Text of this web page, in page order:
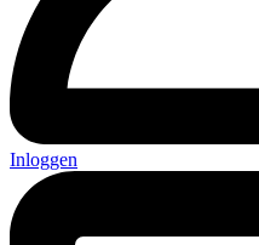
Inloggen